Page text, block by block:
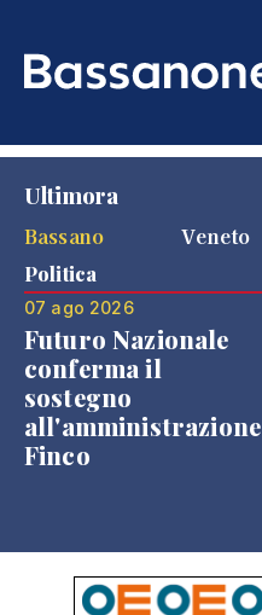
Ultimora
Bassano
Veneto
Politica
07 ago 2026
Futuro Nazionale
conferma il
sostegno
all'amministrazione
Finco